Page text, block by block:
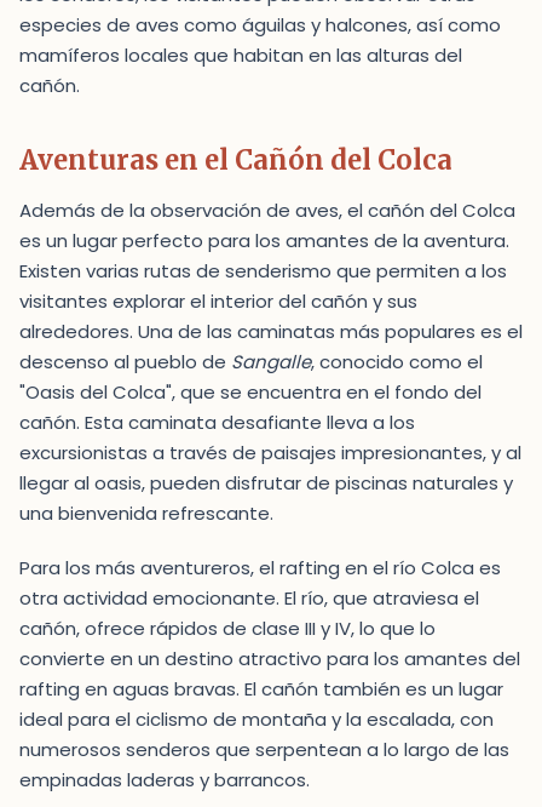
especies de aves como águilas y halcones, así como
mamíferos locales que habitan en las alturas del
cañón.
Aventuras en el Cañón del Colca
Además de la observación de aves, el cañón del Colca
es un lugar perfecto para los amantes de la aventura.
Existen varias rutas de senderismo que permiten a los
visitantes explorar el interior del cañón y sus
alrededores. Una de las caminatas más populares es el
descenso al pueblo de Sangalle, conocido como el
"Oasis del Colca", que se encuentra en el fondo del
cañón. Esta caminata desafiante lleva a los
excursionistas a través de paisajes impresionantes, y al
llegar al oasis, pueden disfrutar de piscinas naturales y
una bienvenida refrescante.
Para los más aventureros, el rafting en el río Colca es
otra actividad emocionante. El río, que atraviesa el
cañón, ofrece rápidos de clase III y IV, lo que lo
convierte en un destino atractivo para los amantes del
rafting en aguas bravas. El cañón también es un lugar
ideal para el ciclismo de montaña y la escalada, con
numerosos senderos que serpentean a lo largo de las
empinadas laderas y barrancos.